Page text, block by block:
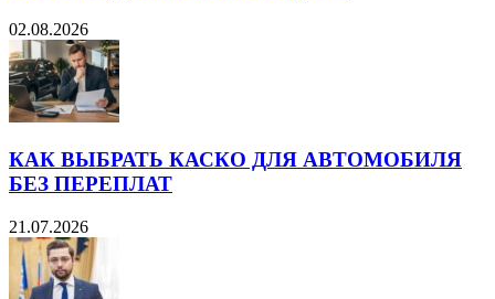
02.08.2026
КАК ВЫБРАТЬ КАСКО ДЛЯ АВТОМОБИЛЯ
БЕЗ ПЕРЕПЛАТ
21.07.2026